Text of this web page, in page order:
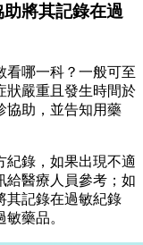
將其記錄在過
看哪一科？一般可至
狀嚴重且發生時間於
協助，並告知用藥
紀錄，如果出現不適
給醫療人員參考；如
其記錄在過敏紀錄
藥品。